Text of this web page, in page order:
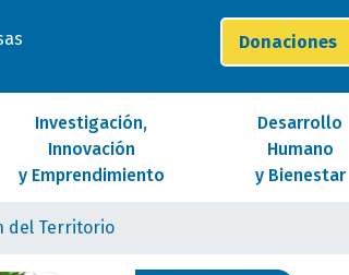
Donaciones
Investigación,
Innovación
y Emprendimiento
Desarrollo
Humano
y Bienestar
del Territorio